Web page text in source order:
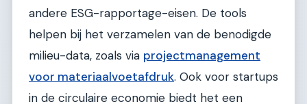
andere ESG-rapportage-eisen. De tools
helpen bij het verzamelen van de benodigde
milieu-data, zoals via projectmanagement
voor materiaalvoetafdruk. Ook voor startups
in de circulaire economie biedt het een